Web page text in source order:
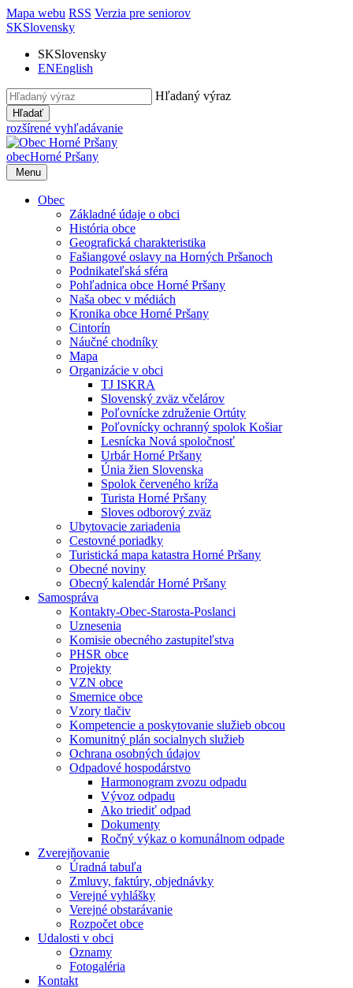
Mapa webu RSS Verzia pre seniorov
SKSlovensky
SKSlovensky
ENEnglish
Hľadaný výraz
Hľadať
rozšírené vyhľadávanie
obecHorné Pršany
Menu
Obec
Základné údaje o obci
História obce
Geografická charakteristika
Fašiangové oslavy na Horných Pršanoch
Podnikateľská sféra
Pohľadnica obce Horné Pršany
Naša obec v médiách
Kronika obce Horné Pršany
Cintorín
Náučné chodníky
Mapa
Organizácie v obci
TJ ISKRA
Slovenský zväz včelárov
Poľovnícke združenie Ortúty
Poľovnícky ochranný spolok Košiar
Lesnícka Nová spoločnosť
Urbár Horné Pršany
Únia žien Slovenska
Spolok červeného kríža
Turista Horné Pršany
Sloves odborový zväz
Ubytovacie zariadenia
Cestovné poriadky
Turistická mapa katastra Horné Pršany
Obecné noviny
Obecný kalendár Horné Pršany
Samospráva
Kontakty-Obec-Starosta-Poslanci
Uznesenia
Komisie obecného zastupiteľstva
PHSR obce
Projekty
VZN obce
Smernice obce
Vzory tlačiv
Kompetencie a poskytovanie služieb obcou
Komunitný plán socialnych služieb
Ochrana osobných údajov
Odpadové hospodárstvo
Harmonogram zvozu odpadu
Vývoz odpadu
Ako triediť odpad
Dokumenty
Ročný výkaz o komunálnom odpade
Zverejňovanie
Úradná tabuľa
Zmluvy, faktúry, objednávky
Verejné vyhlášky
Verejné obstarávanie
Rozpočet obce
Udalosti v obci
Oznamy
Fotogaléria
Kontakt